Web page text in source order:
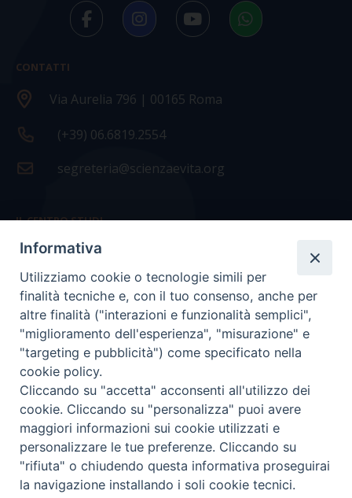
CONTATTI
Via Aurelia 796 | 00165 Roma
(+39) 06.6819.2554
segreteria@scienzaevita.org
IL CENTRO STUDI
La nostra storia
Statuto
Presidenza e ufficio presidenza
Consiglio scientifico
Coordinamento nazionale
COPYRIGHT Scienza & Vita - C.F96600690588- Tutti i
diritti -Privacy- Credits
Informativa
Utilizziamo cookie o tecnologie simili per
finalità tecniche e, con il tuo consenso, anche per
altre finalità ("interazioni e funzionalità semplici",
"miglioramento dell'esperienza", "misurazione" e
"targeting e pubblicità") come specificato nella
cookie policy.
Cliccando su "accetta" acconsenti all'utilizzo dei
cookie. Cliccando su "personalizza" puoi avere
maggiori informazioni sui cookie utilizzati e
personalizzare le tue preferenze. Cliccando su
"rifiuta" o chiudendo questa informativa proseguirai
la navigazione installando i soli cookie tecnici.